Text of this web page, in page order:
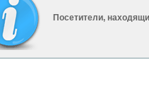
Посетители,